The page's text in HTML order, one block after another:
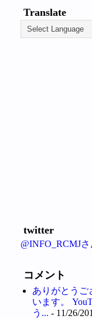
Translate
twitter
@INFO_RCMJ
コメント
ありがとうご
います。
う... - 11/26/